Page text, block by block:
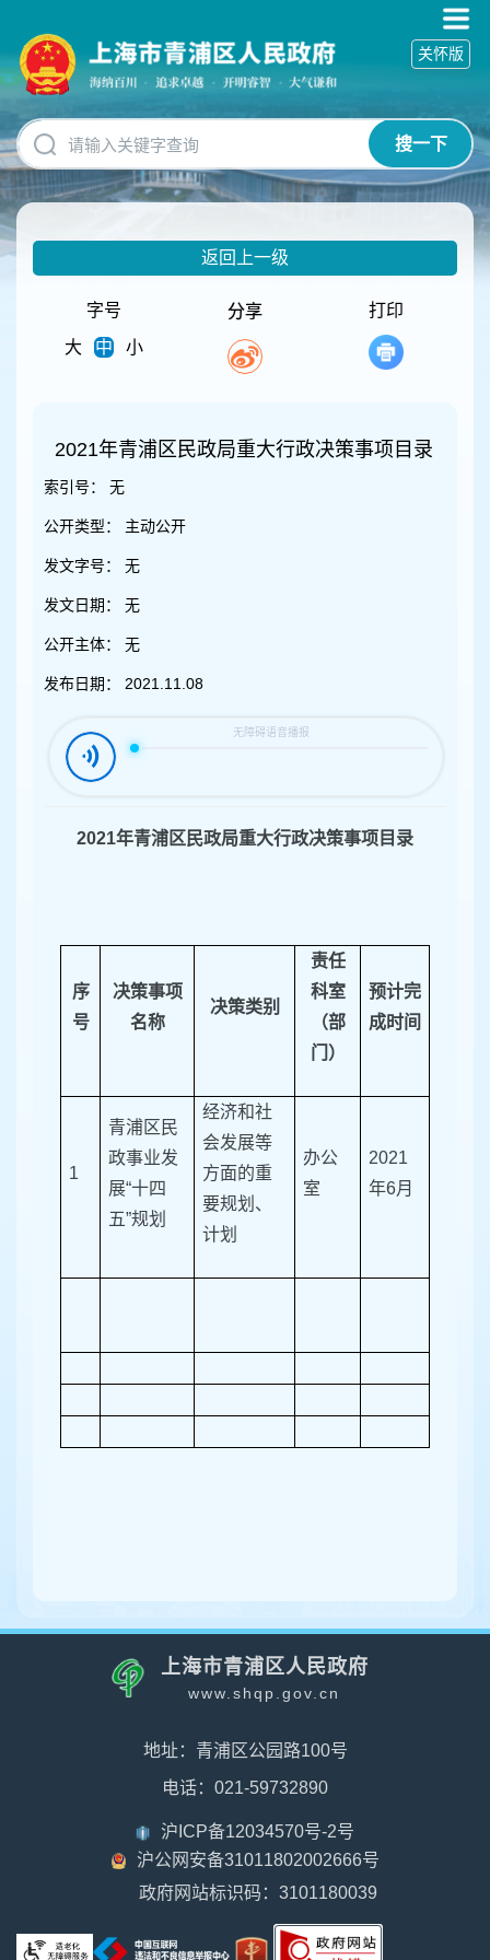
碍
操
明
跳
转
到
网
搜一下
关怀版
返回上一级
字号
大
中 小
分享 打印
2021年青浦区民政局重大行政决策事项目录
索引号： 无
公开类型： 主动公开
发文字号： 无
发文日期： 无
公开主体： 无
发布日期： 2021.11.08
2021年青浦区民政局重大行政决策事项目录
序
号
决策事项
名称
决策类别
责任
科室
（部
门）
预计完
成时间
1
青浦区民
政事业发
展“十四
五”规划
经济和社
会发展等
方面的重
要规划、
计划
办公
室
2021
年6月
上海市青浦区人民政府
www.shqp.gov.cn
地址：青浦区公园路100号
电话：021-59732890
沪ICP备12034570号-2号
沪公网安备31011802002666号
政府网站标识码：3101180039